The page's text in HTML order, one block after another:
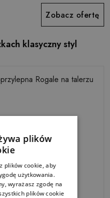
Zobacz ofertę
klasyczny styl
plików
plików cookie, aby
użytkowania.
wyrażasz zgodę na
plików cookie